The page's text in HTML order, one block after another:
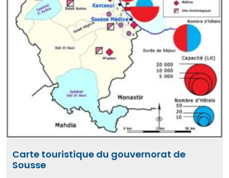
Carte touristique du gouvernorat de
Sousse